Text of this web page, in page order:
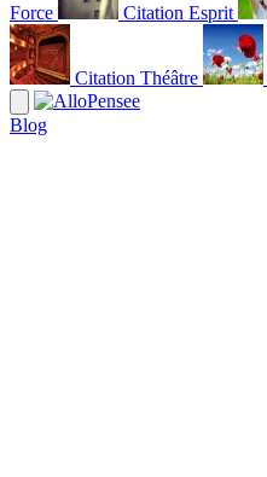
Force Citation Esprit
Citation Théâtre
Blog